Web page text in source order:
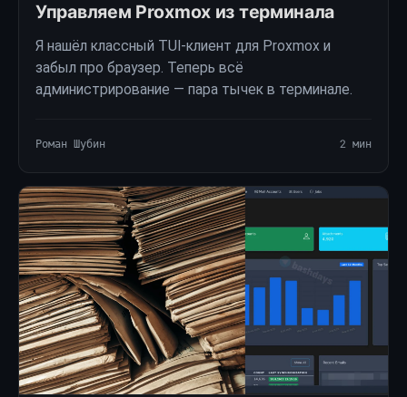
Управляем Proxmox из терминала
Я нашёл классный TUI-клиент для Proxmox и
забыл про браузер. Теперь всё
администрирование — пара тычек в терминале.
Роман Шубин 2 мин